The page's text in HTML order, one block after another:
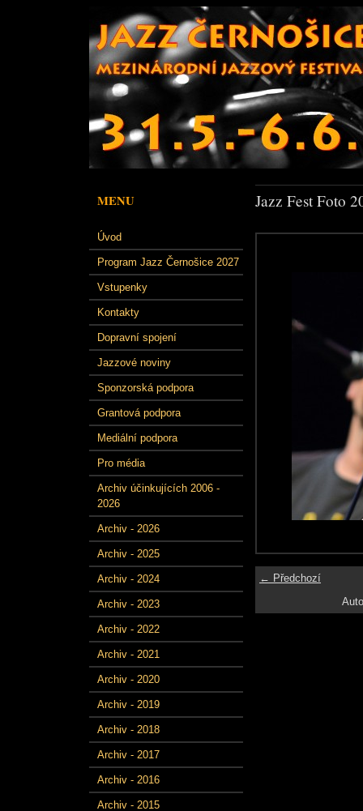
MENU
Úvod
Program Jazz Černošice 2027
Vstupenky
Kontakty
Dopravní spojení
Jazzové noviny
Sponzorská podpora
Grantová podpora
Mediální podpora
Pro média
Archiv účinkujících 2006 -
2026
Archiv - 2026
Archiv - 2025
Archiv - 2024
Archiv - 2023
Archiv - 2022
Archiv - 2021
Archiv - 2020
Archiv - 2019
Archiv - 2018
Archiv - 2017
Archiv - 2016
Archiv - 2015
Jazz Fest Foto
← Předchozí